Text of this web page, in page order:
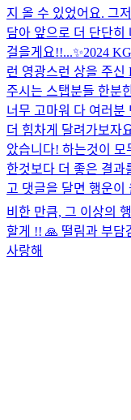
지 올 수 있었어요. 그
담아 앞으로 더 단단히
걸을게요!!...✨2024
런 영광스런 상을 주
주시는 스탭분들 한분
너무 고마워 다 여러
더 힘차게 달려가보자
았습니다! 하는것이 모
한것보다 더 좋은 결과
고 댓글을 달면 행운이
비한 만큼, 그 이상의
할게 !! 🙏 떨림과 부담
사랑해